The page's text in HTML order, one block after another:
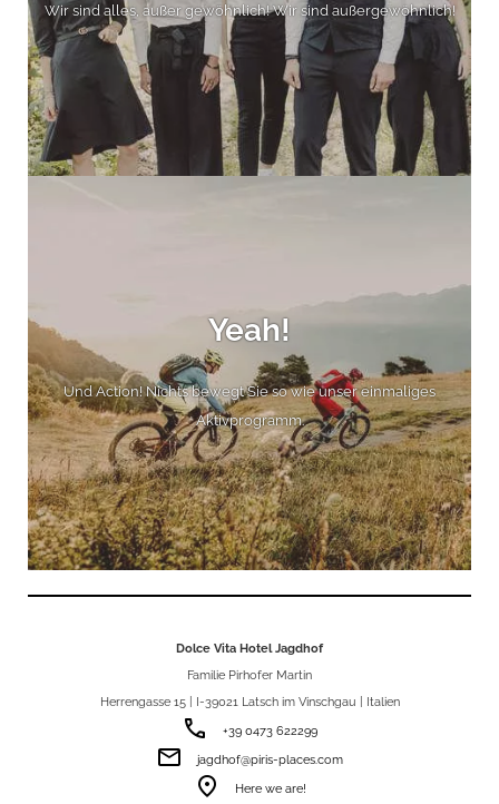
Wir sind alles, außer gewöhnlich! Wir sind außergewöhnlich!
Yeah!
Und Action! Nichts bewegt Sie so wie unser einmaliges
Aktivprogramm.
Dolce Vita Hotel Jagdhof
Familie Pirhofer Martin
Herrengasse 15 | I-39021 Latsch im Vinschgau | Italien
phone +39 0473 622299
email jagdhof@piris-places.com
room Here we are!